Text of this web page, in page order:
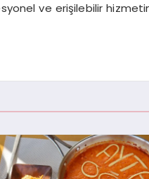
ve erişilebilir